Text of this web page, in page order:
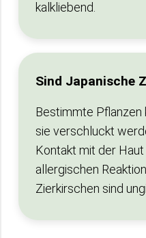
kalkliebend.
Sind Japanische
Bestimmte Pflanzen
sie verschluckt
Kontakt mit der
allergischen
Zierkirschen sind